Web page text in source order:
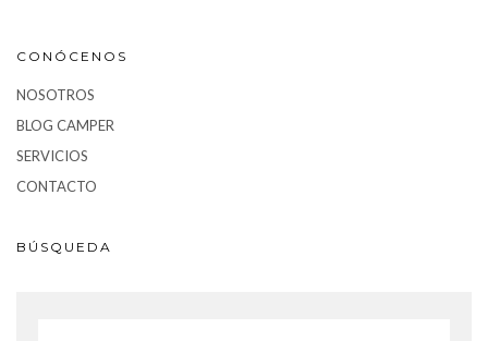
CONÓCENOS
NOSOTROS
BLOG CAMPER
SERVICIOS
CONTACTO
BÚSQUEDA